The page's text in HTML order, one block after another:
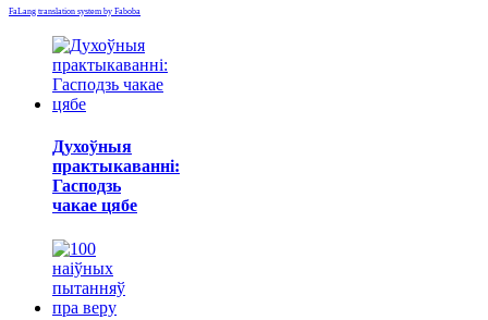
FaLang translation system by Faboba
Духоўныя
практыкаванні:
Гасподзь
чакае цябе